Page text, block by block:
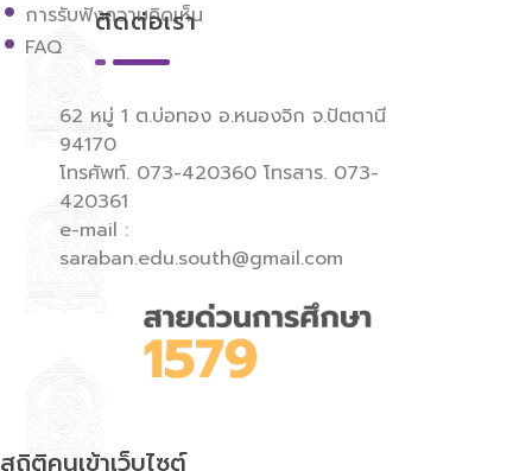
การรับฟังความคิดเห็น
FAQ
ติดต่อเรา
62 หมู่ 1 ต.บ่อทอง อ.หนองจิก จ.ปัตตานี
94170
โทรศัพท์. 073-420360 โทรสาร. 073-
420361
e-mail :
saraban.edu.south@gmail.com
สถิติคนเข้าเว็บไซต์